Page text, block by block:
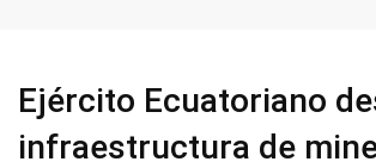
Ejército Ecuatoriano
infraestructura de